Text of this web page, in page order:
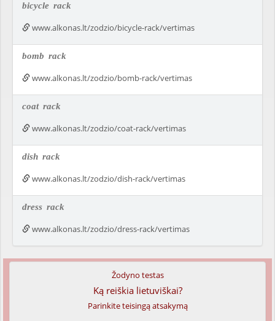
bicycle rack
www.alkonas.lt/zodzio/bicycle-rack/vertimas
bomb rack
www.alkonas.lt/zodzio/bomb-rack/vertimas
coat rack
www.alkonas.lt/zodzio/coat-rack/vertimas
dish rack
www.alkonas.lt/zodzio/dish-rack/vertimas
dress rack
www.alkonas.lt/zodzio/dress-rack/vertimas
Žodyno testas
Ką reiškia lietuviškai?
Parinkite teisingą atsakymą